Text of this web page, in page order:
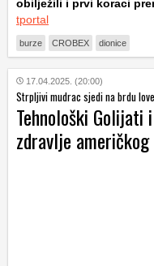
obilježili i prvi koraci
tportal
burze CROBEX dionice
17.04.2025. (20:00)
Strpljivi mudrac sjedi na brdu
Tehnološki
zdravlje